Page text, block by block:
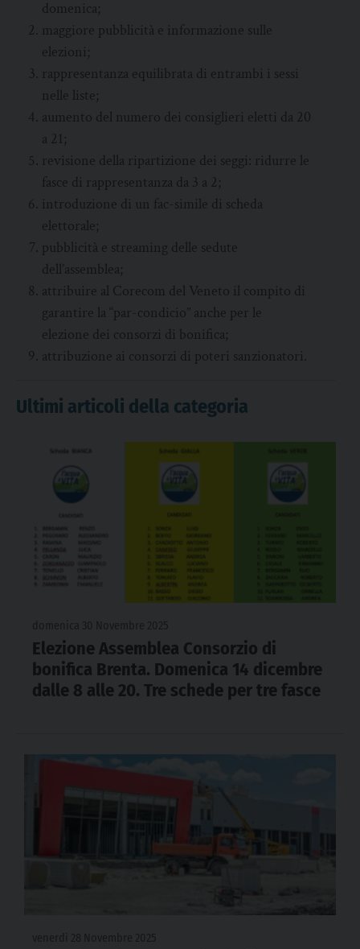
domenica;
maggiore pubblicità e informazione sulle
elezioni;
rappresentanza equilibrata di entrambi i sessi
nelle liste;
aumento del numero dei consiglieri eletti da 20
a 21;
revisione della ripartizione dei seggi: ridurre le
fasce di rappresentanza da 3 a 2;
introduzione di un fac-simile di scheda
elettorale;
pubblicità e streaming delle sedute
dell’assemblea;
attribuire al Corecom del Veneto il compito di
garantire la “par-condicio” anche per le
elezione dei consorzi di bonifica;
attribuzione ai consorzi di poteri sanzionatori.
Ultimi articoli della categoria
Elezione Assemblea Consorzio di
bonifica Brenta. Domenica 14 dicembre
dalle 8 alle 20. Tre schede per tre fasce